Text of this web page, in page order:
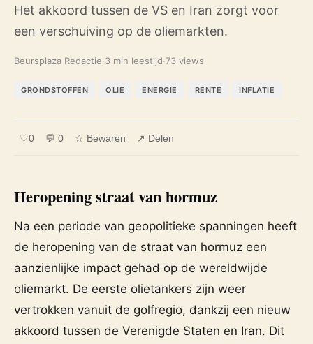
Het akkoord tussen de VS en Iran zorgt voor
een verschuiving op de oliemarkten.
Beursplaza Redactie·3 min leestijd·73 views
GRONDSTOFFEN OLIE ENERGIE RENTE INFLATIE
♡0 💬 0 ☆ Bewaren ↗ Delen
Heropening straat van hormuz
Na een periode van geopolitieke spanningen heeft
de heropening van de straat van hormuz een
aanzienlijke impact gehad op de wereldwijde
oliemarkt. De eerste olietankers zijn weer
vertrokken vanuit de golfregio, dankzij een nieuw
akkoord tussen de Verenigde Staten en Iran. Dit